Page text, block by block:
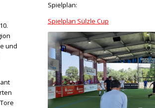
und
Spielplan:
Spielplan Sülzle Cup